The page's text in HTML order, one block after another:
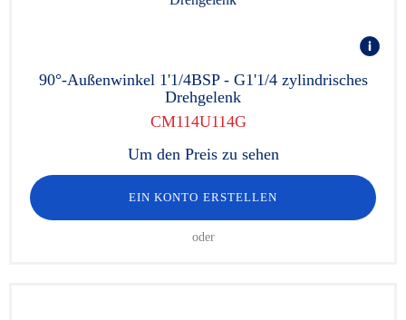
90°-Außenwinkel 1'1/4BSP - G1'1/4 zylindrisches
Drehgelenk
CM114U114G
Um den Preis zu sehen
EIN KONTO ERSTELLEN
oder